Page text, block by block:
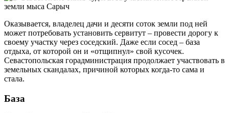
Оказывается, владелец дачи и десяти соток земли под ней
может потребовать установить сервитут – провести дорогу к
своему участку через соседский. Даже если сосед – база
отдыха, от которой он и «отщипнул» свой кусочек.
Севастопольская горадминистрация продолжает участвовать в
земельных скандалах, причиной которых когда-то сама и
стала.
База